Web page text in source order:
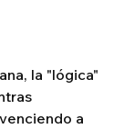
la "lógica"
a